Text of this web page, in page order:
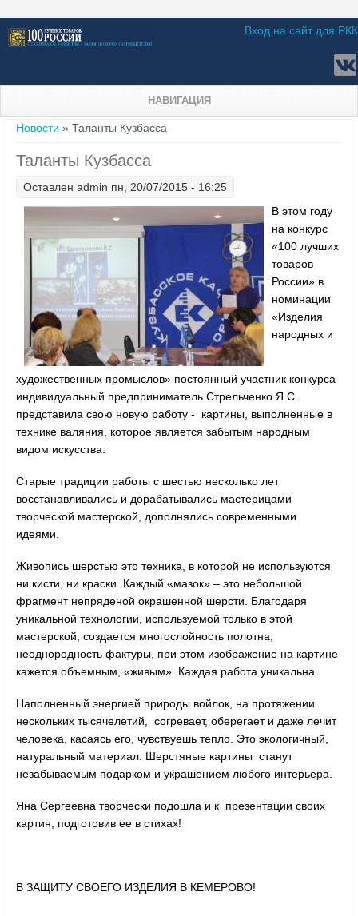
Вход на сайт для РКК
НАВИГАЦИЯ
Вы здесь
Новости » Таланты Кузбасса
Таланты Кузбасса
Оставлен admin пн, 20/07/2015 - 16:25
В этом году
на конкурс
«100 лучших
товаров
России» в
номинации
«Изделия
народных и
художественных промыслов» постоянный участник конкурса
индивидуальный предприниматель Стрельченко Я.С.
представила свою новую работу - картины, выполненные в
технике валяния, которое является забытым народным
видом искусства.
Старые традиции работы с шестью несколько лет
восстанавливались и дорабатывались мастерицами
творческой мастерской, дополнялись современными
идеями.
Живопись шерстью это техника, в которой не используются
ни кисти, ни краски. Каждый «мазок» – это небольшой
фрагмент непряденой окрашенной шерсти. Благодаря
уникальной технологии, используемой только в этой
мастерской, создается многослойность полотна,
неоднородность фактуры, при этом изображение на картине
кажется объемным, «живым». Каждая работа уникальна.
Наполненный энергией природы войлок, на протяжении
нескольких тысячелетий, согревает, оберегает и даже лечит
человека, касаясь его, чувствуешь тепло. Это экологичный,
натуральный материал. Шерстяные картины станут
незабываемым подарком и украшением любого интерьера.
Яна Сергеевна творчески подошла и к презентации своих
картин, подготовив ее в стихах!
В ЗАЩИТУ СВОЕГО ИЗДЕЛИЯ В КЕМЕРОВО!